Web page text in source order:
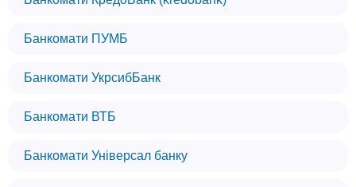
Банкомати ПУМБ
Банкомати УкрсибБанк
Банкомати ВТБ
Банкомати Універсал банку